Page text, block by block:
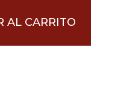
AL CARRITO